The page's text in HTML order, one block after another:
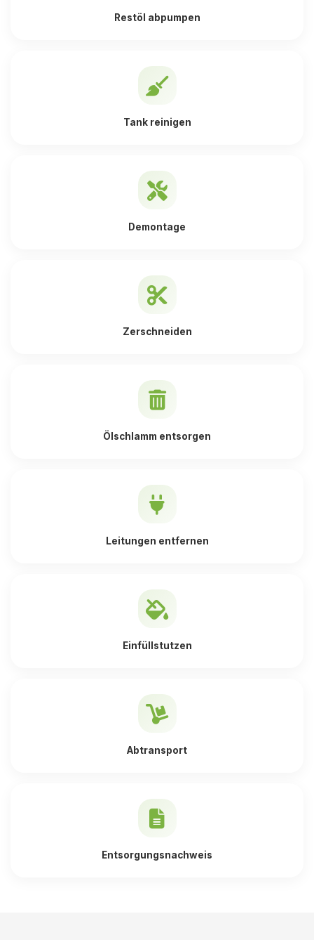
Restöl abpumpen
Tank reinigen
Demontage
Zerschneiden
Ölschlamm entsorgen
Leitungen entfernen
Einfüllstutzen
Abtransport
Entsorgungsnachweis